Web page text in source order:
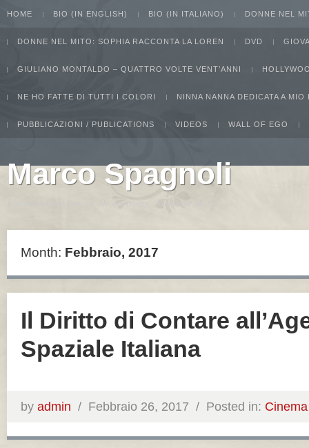
HOME BIO (IN ENGLISH) BIO (IN ITALIANO) DONNE NEL
DONNE NEL MITO: SOPHIA RACCONTA LA LOREN DVD
GIULIANO MONTALDO – QUATTRO VOLTE VENT’ANNI
NE HO FATTE DI TUTTI I COLORI NINNA NANNA DEDICATA A MIO
PUBBLICAZIONI / PUBLICATIONS VIDEOS WALL OF EGO
Marco Spagnoli
Month: Febbraio, 2017
Il Diritto di Contare
Spaziale Italiana
by admin / Febbraio 26, 2017 / Posted in: Cinema